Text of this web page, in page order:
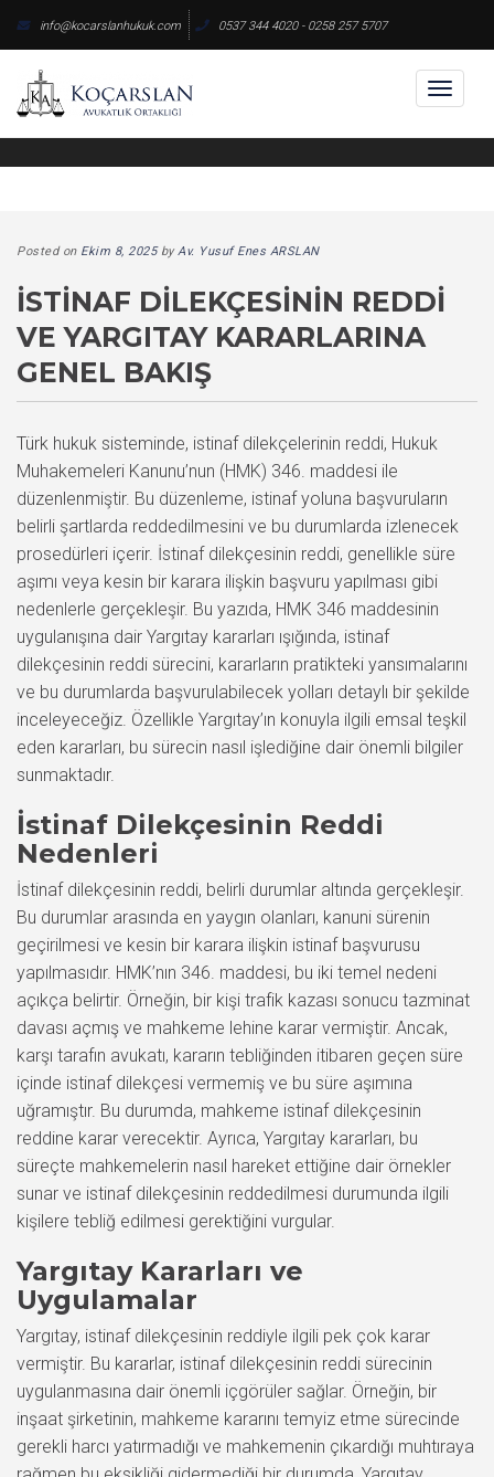
content
info@kocarslanhukuk.com 0537 344 4020 - 0258 257 5707
Posted on Ekim 8, 2025byAv. Yusuf Enes ARSLAN
İSTINAF DILEKÇESININ REDDI
VE YARGITAY KARARLARINA
GENEL BAKIŞ
Türk hukuk sisteminde, istinaf dilekçelerinin reddi, Hukuk
Muhakemeleri Kanunu’nun (HMK) 346. maddesi ile
düzenlenmiştir. Bu düzenleme, istinaf yoluna başvuruların
belirli şartlarda reddedilmesini ve bu durumlarda izlenecek
prosedürleri içerir. İstinaf dilekçesinin reddi, genellikle süre
aşımı veya kesin bir karara ilişkin başvuru yapılması gibi
nedenlerle gerçekleşir. Bu yazıda, HMK 346 maddesinin
uygulanışına dair Yargıtay kararları ışığında, istinaf
dilekçesinin reddi sürecini, kararların pratikteki yansımalarını
ve bu durumlarda başvurulabilecek yolları detaylı bir şekilde
inceleyeceğiz. Özellikle Yargıtay’ın konuyla ilgili emsal teşkil
eden kararları, bu sürecin nasıl işlediğine dair önemli bilgiler
sunmaktadır.
İstinaf Dilekçesinin Reddi
Nedenleri
İstinaf dilekçesinin reddi, belirli durumlar altında gerçekleşir.
Bu durumlar arasında en yaygın olanları, kanuni sürenin
geçirilmesi ve kesin bir karara ilişkin istinaf başvurusu
yapılmasıdır. HMK’nın 346. maddesi, bu iki temel nedeni
açıkça belirtir. Örneğin, bir kişi trafik kazası sonucu tazminat
davası açmış ve mahkeme lehine karar vermiştir. Ancak,
karşı tarafın avukatı, kararın tebliğinden itibaren geçen süre
içinde istinaf dilekçesi vermemiş ve bu süre aşımına
uğramıştır. Bu durumda, mahkeme istinaf dilekçesinin
reddine karar verecektir. Ayrıca, Yargıtay kararları, bu
süreçte mahkemelerin nasıl hareket ettiğine dair örnekler
sunar ve istinaf dilekçesinin reddedilmesi durumunda ilgili
kişilere tebliğ edilmesi gerektiğini vurgular.
Yargıtay Kararları ve
Uygulamalar
Yargıtay, istinaf dilekçesinin reddiyle ilgili pek çok karar
vermiştir. Bu kararlar, istinaf dilekçesinin reddi sürecinin
uygulanmasına dair önemli içgörüler sağlar. Örneğin, bir
inşaat şirketinin, mahkeme kararını temyiz etme sürecinde
gerekli harcı yatırmadığı ve mahkemenin çıkardığı muhtıraya